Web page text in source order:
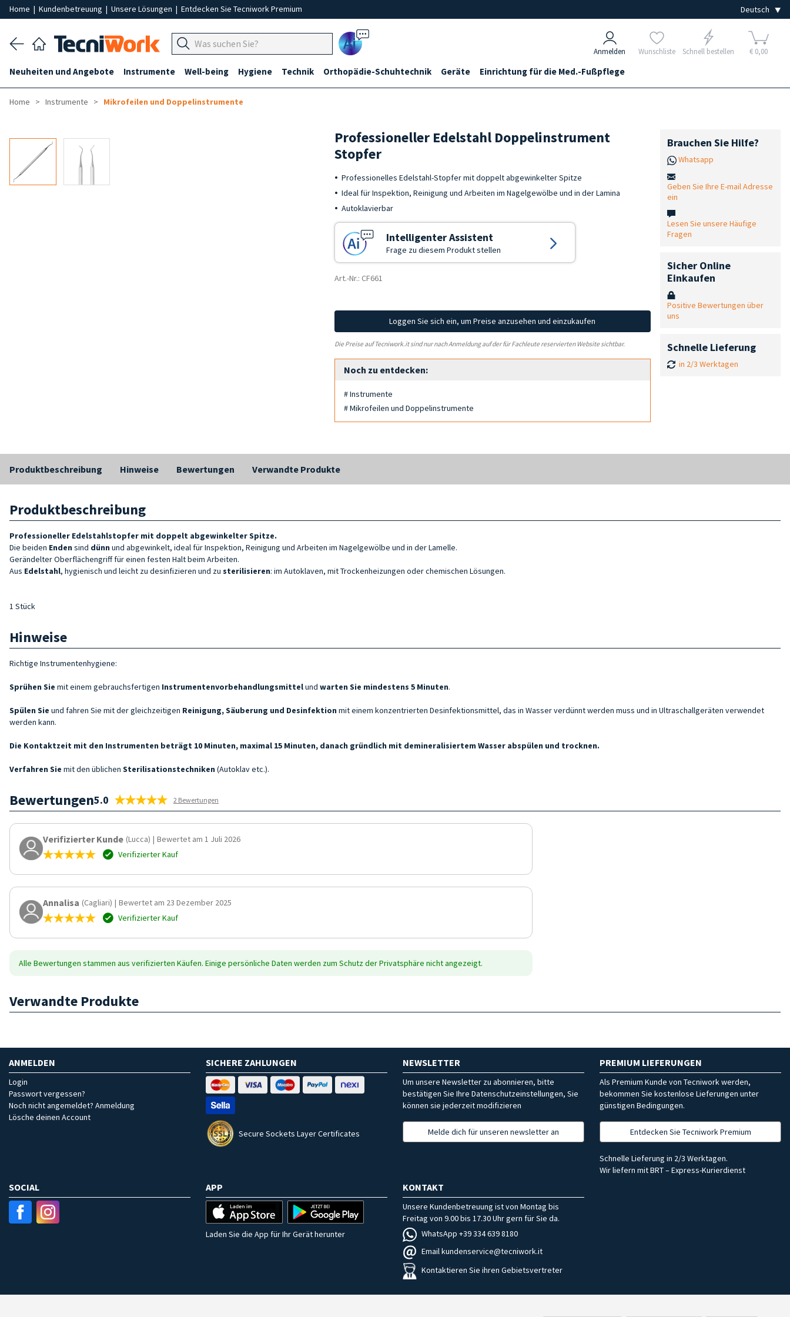
Home | Kundenbetreuung | Unsere Lösungen | Entdecken Sie Tecniwork Premium
Ai Anmelden Wunschliste Schnell bestellen € 0,00
Neuheiten und Angebote Instrumente Well-being Hygiene Technik Orthopädie-Schuhtechnik Geräte Einrichtung für die Med.-Fußpflege
Home Instrumente Mikrofeilen und Doppelinstrumente
Professioneller Edelstahl Doppelinstrument
Stopfer
Professionelles Edelstahl-Stopfer mit doppelt abgewinkelter Spitze
Ideal für Inspektion, Reinigung und Arbeiten im Nagelgewölbe und in der Lamina
Autoklavierbar
Intelligenter Assistent
Frage zu diesem Produkt stellen
Art.-Nr.: CF661
Loggen Sie sich ein, um Preise anzusehen und einzukaufen
Die Preise auf Tecniwork.it sind nur nach Anmeldung auf der für Fachleute reservierten Website sichtbar.
Noch zu entdecken:
# Instrumente
# Mikrofeilen und Doppelinstrumente
Brauchen Sie Hilfe?
Whatsapp
Geben Sie Ihre E-mail Adresse
ein
Lesen Sie unsere Häufige
Fragen
Sicher Online
Einkaufen
Positive Bewertungen über
uns
Schnelle Lieferung
in 2/3 Werktagen
Produktbeschreibung Hinweise Bewertungen Verwandte Produkte
Produktbeschreibung
Professioneller Edelstahlstopfer mit doppelt abgewinkelter Spitze.
Die beiden Enden sind dünn und abgewinkelt, ideal für Inspektion, Reinigung und Arbeiten im Nagelgewölbe und in der Lamelle.
Gerändelter Oberflächengriff für einen festen Halt beim Arbeiten.
Aus Edelstahl, hygienisch und leicht zu desinfizieren und zu sterilisieren: im Autoklaven, mit Trockenheizungen oder chemischen Lösungen.
1 Stück
Hinweise
Richtige Instrumentenhygiene:
Sprühen Sie mit einem gebrauchsfertigen Instrumentenvorbehandlungsmittelund warten Sie mindestens 5 Minuten.
Spülen Sie und fahren Sie mit der gleichzeitigen Reinigung, Säuberung und Desinfektion mit einem konzentrierten Desinfektionsmittel, das in Wasser verdünnt werden muss und in Ultraschallgeräten verwendet
werden kann.
Die Kontaktzeit mit den Instrumenten beträgt 10 Minuten, maximal 15 Minuten, danach gründlich mit demineralisiertem Wasser abspülen und trocknen.
Verfahren Sie mit den üblichen Sterilisationstechniken (Autoklav etc.).
Bewertungen5.0 2 Bewertungen
Verifizierter Kunde (Lucca) | Bewertet am 1 Juli 2026
Verifizierter Kauf
Annalisa (Cagliari) | Bewertet am 23 Dezember 2025
Verifizierter Kauf
Alle Bewertungen stammen aus verifizierten Käufen. Einige persönliche Daten werden zum Schutz der Privatsphäre nicht angezeigt.
Verwandte Produkte
ANMELDEN
Login
Passwort vergessen?
Noch nicht angemeldet? Anmeldung
Lösche deinen Account
SICHERE ZAHLUNGEN
Secure Sockets Layer Certificates
NEWSLETTER
Um unsere Newsletter zu abonnieren, bitte
bestätigen Sie Ihre Datenschutzeinstellungen, Sie
können sie jederzeit modifizieren
Melde dich für unseren newsletter an
PREMIUM LIEFERUNGEN
Als Premium Kunde von Tecniwork werden,
bekommen Sie kostenlose Lieferungen unter
günstigen Bedingungen.
Entdecken Sie Tecniwork Premium
Schnelle Lieferung in 2/3 Werktagen.
Wir liefern mit BRT – Express-Kurierdienst
SOCIAL APP
Laden Sie die App für Ihr Gerät herunter
KONTAKT
Unsere Kundenbetreuung ist von Montag bis
Freitag von 9.00 bis 17.30 Uhr gern für Sie da.
WhatsApp +39 334 639 8180
Email kundenservice@tecniwork.it
Kontaktieren Sie ihren Gebietsvertreter